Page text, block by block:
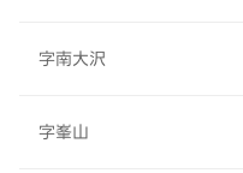
字南大沢
字峯山